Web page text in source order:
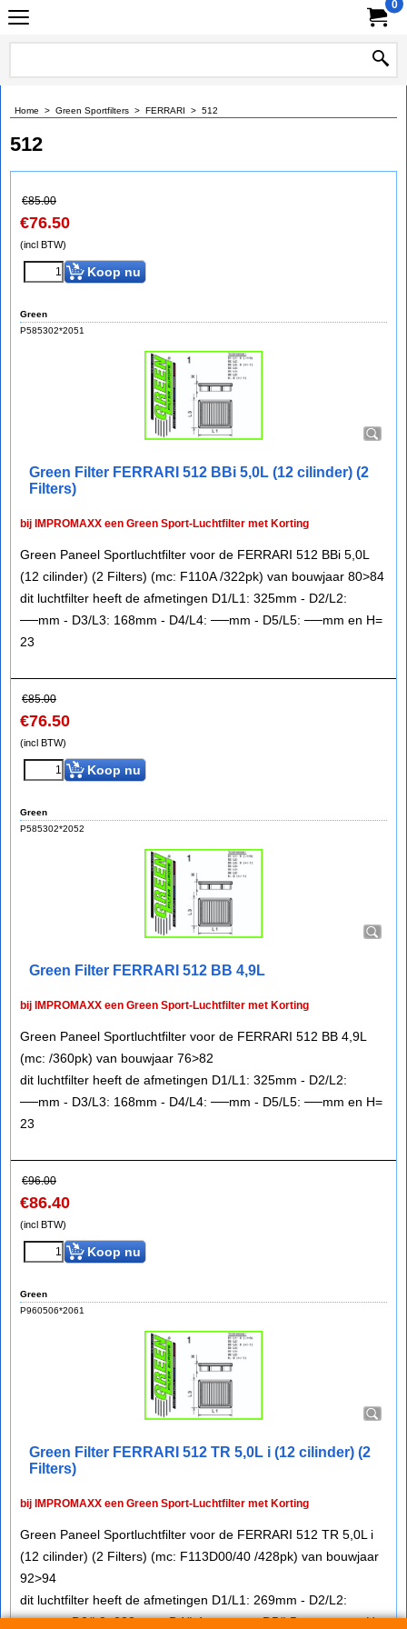
0
Home > Green Sportfilters > FERRARI > 512
512
€85.00
€76.50
(incl BTW)
Koop nu
Green
P585302*2051
Green Filter FERRARI 512 BBi 5,0L (12 cilinder) (2
Filters)
bij IMPROMAXX een Green Sport-Luchtfilter met Korting
Green Paneel Sportluchtfilter voor de FERRARI 512 BBi 5,0L
(12 cilinder) (2 Filters) (mc: F110A /322pk) van bouwjaar 80>84
dit luchtfilter heeft de afmetingen D1/L1: 325mm - D2/L2:
──mm - D3/L3: 168mm - D4/L4: ──mm - D5/L5: ──mm en H=
23
€85.00
€76.50
(incl BTW)
Koop nu
Green
P585302*2052
Green Filter FERRARI 512 BB 4,9L
bij IMPROMAXX een Green Sport-Luchtfilter met Korting
Green Paneel Sportluchtfilter voor de FERRARI 512 BB 4,9L
(mc: /360pk) van bouwjaar 76>82
dit luchtfilter heeft de afmetingen D1/L1: 325mm - D2/L2:
──mm - D3/L3: 168mm - D4/L4: ──mm - D5/L5: ──mm en H=
23
€96.00
€86.40
(incl BTW)
Koop nu
Green
P960506*2061
Green Filter FERRARI 512 TR 5,0L i (12 cilinder) (2
Filters)
bij IMPROMAXX een Green Sport-Luchtfilter met Korting
Green Paneel Sportluchtfilter voor de FERRARI 512 TR 5,0L i
(12 cilinder) (2 Filters) (mc: F113D00/40 /428pk) van bouwjaar
92>94
dit luchtfilter heeft de afmetingen D1/L1: 269mm - D2/L2:
──mm - D3/L3: 232mm - D4/L4: ──mm - D5/L5: ──mm en H=